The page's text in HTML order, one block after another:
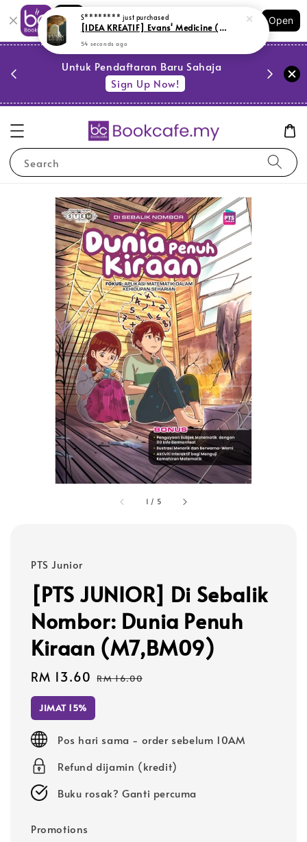
Shopping: Track Your Order
Your Trusted Shops
Open
Untuk Pendaftaran Baru Sahaja
Sign Up Now!
Search
1 / 5
PTS Junior
[PTS JUNIOR] Di Sebalik
Nombor: Dunia Penuh
Kiraan (M7,BM09)
Sale
price
RM 13.60 Regular
RM 16.00
JIMAT 15%
Pos hari sama - order sebelum 10AM
Refund dijamin (kredit)
Buku rosak? Ganti percuma
Promotions
S******** just purchased
[IDEA KREATIF] Evans' Medicine (Z2,BL143)
54 seconds ago